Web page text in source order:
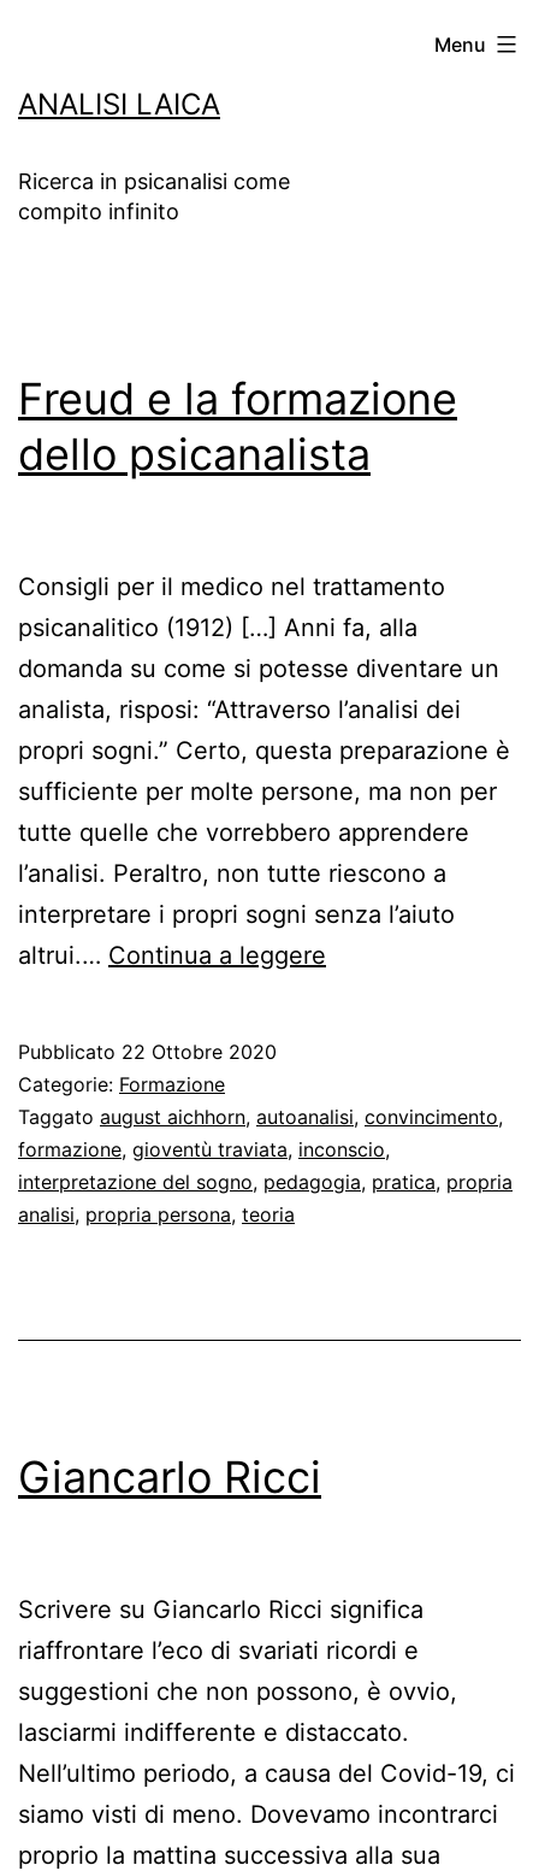
contenuto
ANALISI LAICA
Ricerca in psicanalisi come
compito infinito
Menu
Freud e la formazione
dello psicanalista
Consigli per il medico nel trattamento
psicanalitico (1912) […] Anni fa, alla
domanda su come si potesse diventare un
analista, risposi: “Attraverso l’analisi dei
propri sogni.” Certo, questa preparazione è
sufficiente per molte persone, ma non per
tutte quelle che vorrebbero apprendere
l’analisi. Peraltro, non tutte riescono a
interpretare i propri sogni senza l’aiuto
altrui.… Continua a leggere
dello
psicanalista
Pubblicato 22 Ottobre 2020
Categorie: Formazione
Taggato august aichhorn, autoanalisi, convincimento,
formazione, gioventù traviata, inconscio,
interpretazione del sogno, pedagogia, pratica, propria
analisi, propria persona, teoria
Giancarlo Ricci
Scrivere su Giancarlo Ricci significa
riaffrontare l’eco di svariati ricordi e
suggestioni che non possono, è ovvio,
lasciarmi indifferente e distaccato.
Nell’ultimo periodo, a causa del Covid-19, ci
siamo visti di meno. Dovevamo incontrarci
proprio la mattina successiva alla sua